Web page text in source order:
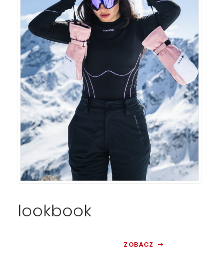
lookbook
ZOBACZ